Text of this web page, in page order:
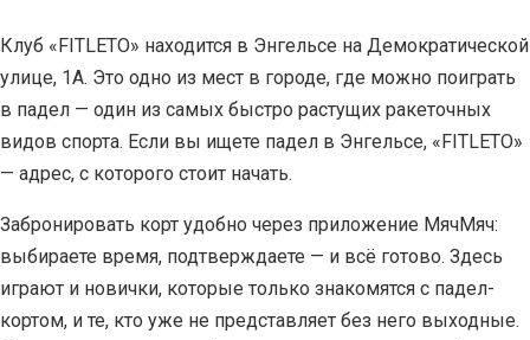
Клуб «FITLETO» находится в Энгельсе на Демократической
улице, 1А. Это одно из мест в городе, где можно поиграть
в падел — один из самых быстро растущих ракеточных
видов спорта. Если вы ищете падел в Энгельсе, «FITLETO»
— адрес, с которого стоит начать.
Забронировать корт удобно через приложение МячМяч:
выбираете время, подтверждаете — и всё готово. Здесь
играют и новички, которые только знакомятся с падел-
кортом, и те, кто уже не представляет без него выходные.